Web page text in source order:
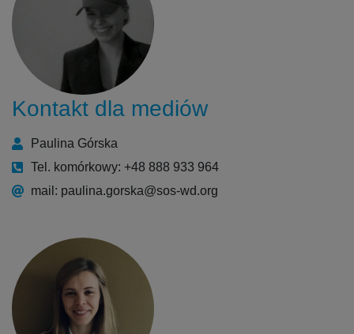
Kontakt dla mediów
Paulina Górska
Tel. komórkowy: +48 888 933 964
mail: paulina.gorska@sos-wd.org